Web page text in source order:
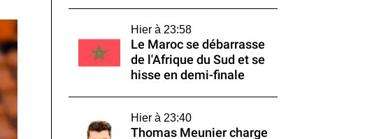
Hier à 23:58
Le Maroc se débarrasse
de l'Afrique du Sud et se
hisse en demi-finale
Hier à 23:40
Thomas Meunier charge